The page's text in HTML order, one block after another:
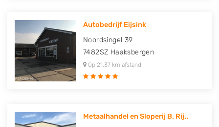
Autobedrijf Eijsink
Noordsingel 39
7482SZ Haaksbergen
Op 21,37 km afstand
Metaalhandel en Sloperij B. Rij..